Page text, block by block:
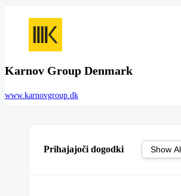
Karnov Group Denmark
www.karnovgroup.dk
Prihajajoči dogodki